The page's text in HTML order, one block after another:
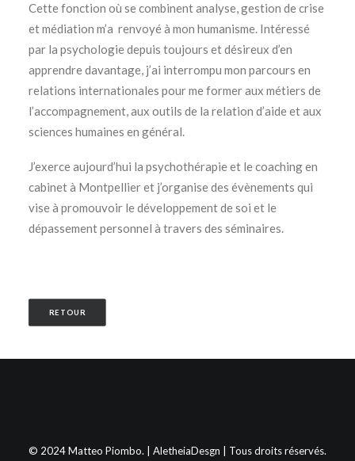
Cette fonction où se combinent analyse, gestion de crise
et médiation m’a renvoyé à mon humanisme. Intéressé
par la psychologie depuis toujours et désireux d’en
apprendre davantage, j’ai interrompu mon parcours en
relations internationales pour me former aux métiers de
l’accompagnement, aux outils de la relation d’aide et aux
sciences humaines en général.
J’exerce aujourd’hui la psychothérapie et le coaching en
cabinet à Montpellier et j’organise des évènements qui
vise à promouvoir le développement de soi et le
dépassement personnel à travers des séminaires.
RETOUR
© 2024 Matteo Piombo. | AletheiaDesgn | Tous droits réservés.